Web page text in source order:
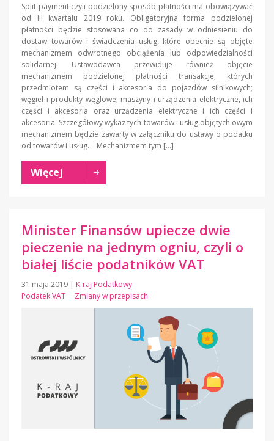
Split payment czyli podzielony sposób płatności ma obowiązywać
od III kwartału 2019 roku. Obligatoryjna forma podzielonej
płatności będzie stosowana co do zasady w odniesieniu do
dostaw towarów i świadczenia usług, które obecnie są objęte
mechanizmem odwrotnego obciążenia lub odpowiedzialności
solidarnej. Ustawodawca przewiduje również objęcie
mechanizmem podzielonej płatności transakcje, których
przedmiotem są części i akcesoria do pojazdów silnikowych;
węgiel i produkty węglowe; maszyny i urządzenia elektryczne, ich
części i akcesoria oraz urządzenia elektryczne i ich części i
akcesoria. Szczegółowy wykaz tych towarów i usług objętych owym
mechanizmem będzie zawarty w załączniku do ustawy o podatku
od towarów i usług. Mechanizmem tym […]
Więcej
Minister Finansów upiecze dwie
pieczenie na jednym ogniu, czyli o
białej liście podatników VAT
31 maja 2019 | K-raj Podatkowy
Podatek VAT
Zmiany w przepisach